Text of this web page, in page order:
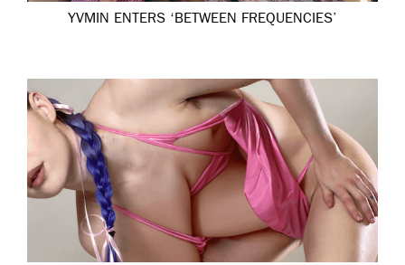
YVMIN ENTERS ‘BETWEEN FREQUENCIES’